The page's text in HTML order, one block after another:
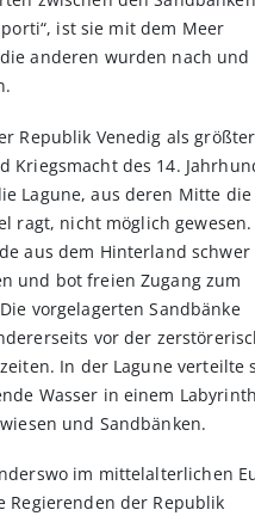
ist sie mit dem Meer
anderen wurden nach und
Republik Venedig als größter
Kriegsmacht des 14.
Lagune, aus deren Mitte
ragt, nicht möglich gewesen.
aus dem Hinterland schwer
und bot freien Zugang zum
vorgelagerten Sandbänke
vor der
In der Lagune verteilte
Wasser in einem
und Sandbänken.
im mittelalterlichen
Regierenden der Republik